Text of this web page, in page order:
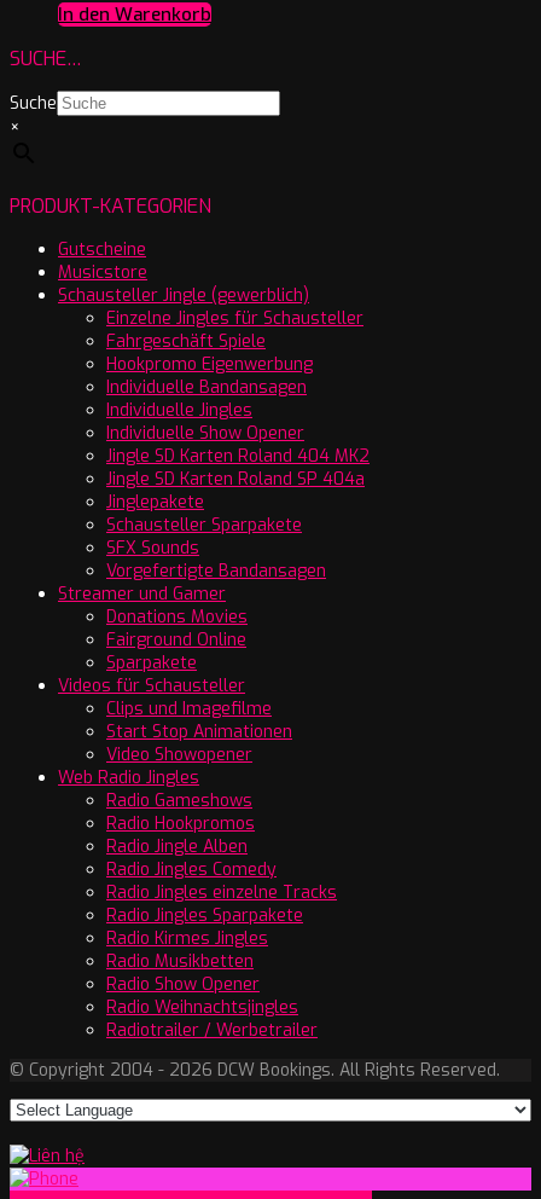
In den Warenkorb
SUCHE…
Suche
×
PRODUKT-KATEGORIEN
Gutscheine
Musicstore
Schausteller Jingle (gewerblich)
Einzelne Jingles für Schausteller
Fahrgeschäft Spiele
Hookpromo Eigenwerbung
Individuelle Bandansagen
Individuelle Jingles
Individuelle Show Opener
Jingle SD Karten Roland 404 MK2
Jingle SD Karten Roland SP 404a
Jinglepakete
Schausteller Sparpakete
SFX Sounds
Vorgefertigte Bandansagen
Streamer und Gamer
Donations Movies
Fairground Online
Sparpakete
Videos für Schausteller
Clips und Imagefilme
Start Stop Animationen
Video Showopener
Web Radio Jingles
Radio Gameshows
Radio Hookpromos
Radio Jingle Alben
Radio Jingles Comedy
Radio Jingles einzelne Tracks
Radio Jingles Sparpakete
Radio Kirmes Jingles
Radio Musikbetten
Radio Show Opener
Radio Weihnachtsjingles
Radiotrailer / Werbetrailer
© Copyright 2004 - 2026 DCW Bookings. All Rights Reserved.